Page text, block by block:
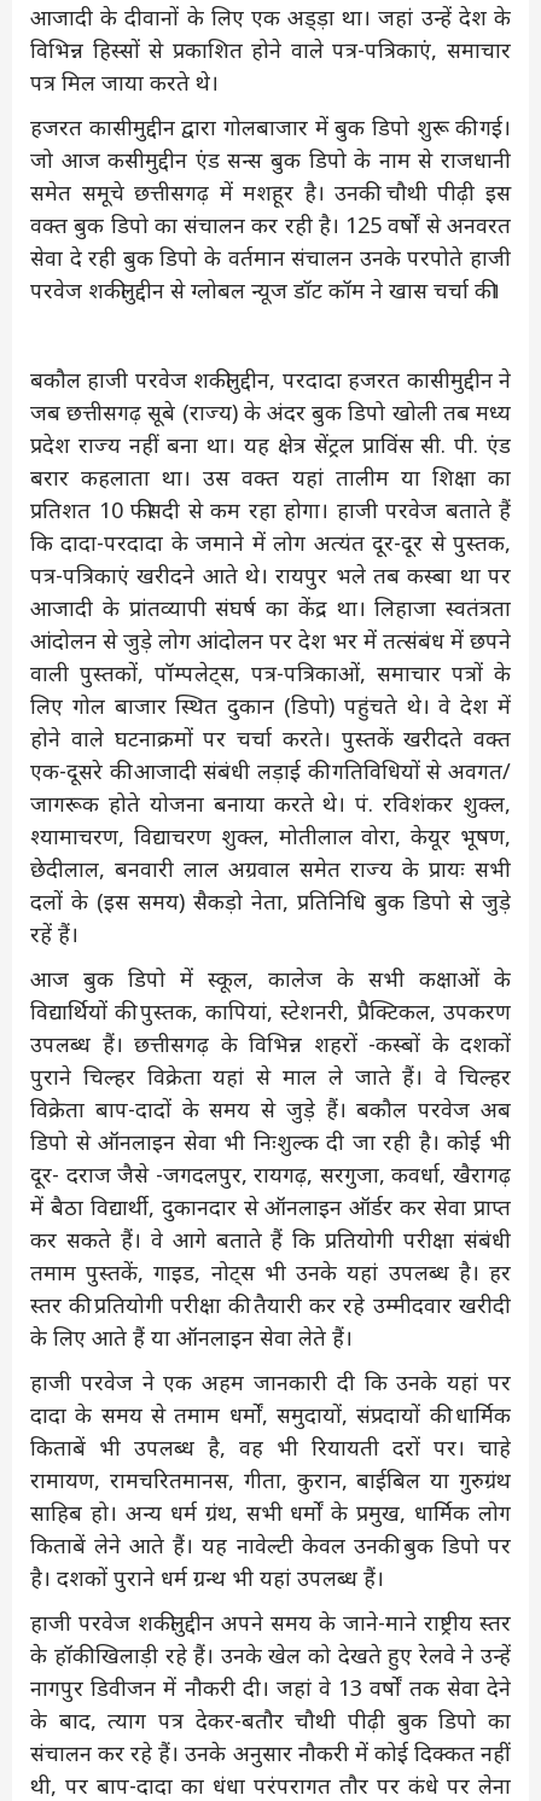
आजादी के दीवानों के लिए एक अड्ड़ा था। जहां उन्हें देश के
विभिन्न हिस्सों से प्रकाशित होने वाले पत्र-पत्रिकाएं, समाचार
पत्र मिल जाया करते थे।
हजरत कासीमुद्दीन द्वारा गोलबाजार में बुक डिपो शुरू की गई।
जो आज कसीमुद्दीन एंड सन्स बुक डिपो के नाम से राजधानी
समेत समूचे छत्तीसगढ़ में मशहूर है। उनकी चौथी पीढ़ी इस
वक्त बुक डिपो का संचालन कर रही है। 125 वर्षों से अनवरत
सेवा दे रही बुक डिपो के वर्तमान संचालन उनके परपोते हाजी
परवेज शकीलुद्दीन से ग्लोबल न्यूज डॉट कॉम ने खास चर्चा की।
बकौल हाजी परवेज शकीलुद्दीन, परदादा हजरत कासीमुद्दीन ने
जब छत्तीसगढ़ सूबे (राज्य) के अंदर बुक डिपो खोली तब मध्य
प्रदेश राज्य नहीं बना था। यह क्षेत्र सेंट्रल प्राविंस सी. पी. एंड
बरार कहलाता था। उस वक्त यहां तालीम या शिक्षा का
प्रतिशत 10 फीसदी से कम रहा होगा। हाजी परवेज बताते हैं
कि दादा-परदादा के जमाने में लोग अत्यंत दूर-दूर से पुस्तक,
पत्र-पत्रिकाएं खरीदने आते थे। रायपुर भले तब कस्बा था पर
आजादी के प्रांतव्यापी संघर्ष का केंद्र था। लिहाजा स्वतंत्रता
आंदोलन से जुड़े लोग आंदोलन पर देश भर में तत्संबंध में छपने
वाली पुस्तकों, पॉम्पलेट्स, पत्र-पत्रिकाओं, समाचार पत्रों के
लिए गोल बाजार स्थित दुकान (डिपो) पहुंचते थे। वे देश में
होने वाले घटनाक्रमों पर चर्चा करते। पुस्तकें खरीदते वक्त
एक-दूसरे की आजादी संबंधी लड़ाई की गतिविधियों से अवगत/
जागरूक होते योजना बनाया करते थे। पं. रविशंकर शुक्ल,
श्यामाचरण, विद्याचरण शुक्ल, मोतीलाल वोरा, केयूर भूषण,
छेदीलाल, बनवारी लाल अग्रवाल समेत राज्य के प्रायः सभी
दलों के (इस समय) सैकड़ो नेता, प्रतिनिधि बुक डिपो से जुड़े
रहें हैं।
आज बुक डिपो में स्कूल, कालेज के सभी कक्षाओं के
विद्यार्थियों की पुस्तक, कापियां, स्टेशनरी, प्रैक्टिकल, उपकरण
उपलब्ध हैं। छत्तीसगढ़ के विभिन्न शहरों -कस्बों के दशकों
पुराने चिल्हर विक्रेता यहां से माल ले जाते हैं। वे चिल्हर
विक्रेता बाप-दादों के समय से जुड़े हैं। बकौल परवेज अब
डिपो से ऑनलाइन सेवा भी निःशुल्क दी जा रही है। कोई भी
दूर- दराज जैसे -जगदलपुर, रायगढ़, सरगुजा, कवर्धा, खैरागढ़
में बैठा विद्यार्थी, दुकानदार से ऑनलाइन ऑर्डर कर सेवा प्राप्त
कर सकते हैं। वे आगे बताते हैं कि प्रतियोगी परीक्षा संबंधी
तमाम पुस्तकें, गाइड, नोट्स भी उनके यहां उपलब्ध है। हर
स्तर की प्रतियोगी परीक्षा की तैयारी कर रहे उम्मीदवार खरीदी
के लिए आते हैं या ऑनलाइन सेवा लेते हैं।
हाजी परवेज ने एक अहम जानकारी दी कि उनके यहां पर
दादा के समय से तमाम धर्मों, समुदायों, संप्रदायों की धार्मिक
किताबें भी उपलब्ध है, वह भी रियायती दरों पर। चाहे
रामायण, रामचरितमानस, गीता, कुरान, बाईबिल या गुरुग्रंथ
साहिब हो। अन्य धर्म ग्रंथ, सभी धर्मों के प्रमुख, धार्मिक लोग
किताबें लेने आते हैं। यह नावेल्टी केवल उनकी बुक डिपो पर
है। दशकों पुराने धर्म ग्रन्थ भी यहां उपलब्ध हैं।
हाजी परवेज शकीलुद्दीन अपने समय के जाने-माने राष्ट्रीय स्तर
के हॉकी खिलाड़ी रहे हैं। उनके खेल को देखते हुए रेलवे ने उन्हें
नागपुर डिवीजन में नौकरी दी। जहां वे 13 वर्षों तक सेवा देने
के बाद, त्याग पत्र देकर-बतौर चौथी पीढ़ी बुक डिपो का
संचालन कर रहे हैं। उनके अनुसार नौकरी में कोई दिक्कत नहीं
थी, पर बाप-दादा का धंधा परंपरागत तौर पर कंधे पर लेना